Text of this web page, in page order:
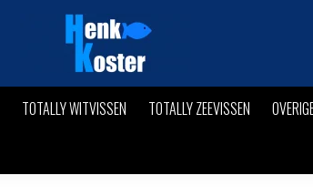
TOTALLY WITVISSEN TOTALLY ZEEVISSEN